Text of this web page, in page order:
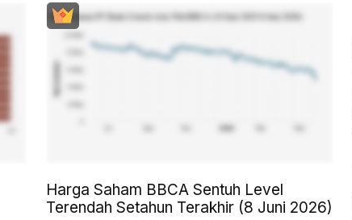
Harga Saham BBCA Sentuh Level
Terendah Setahun Terakhir (8 Juni 2026)